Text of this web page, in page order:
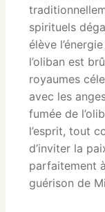
spirituels
élève
l’oliban est
royaumes
avec les
fumée de
l’esprit, tout
d’inviter la
parfaitement
guérison de